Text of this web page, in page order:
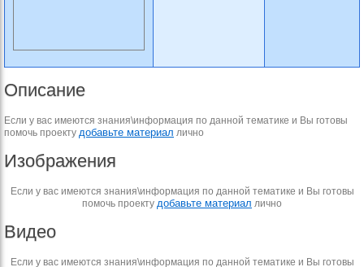
Описание
Если у вас имеются знания\информация по данной тематике и Вы готовы
помочь проекту добавьте материал лично
Изображения
Если у вас имеются знания\информация по данной тематике и Вы готовы
помочь проекту добавьте материал лично
Видео
Если у вас имеются знания\информация по данной тематике и Вы готовы